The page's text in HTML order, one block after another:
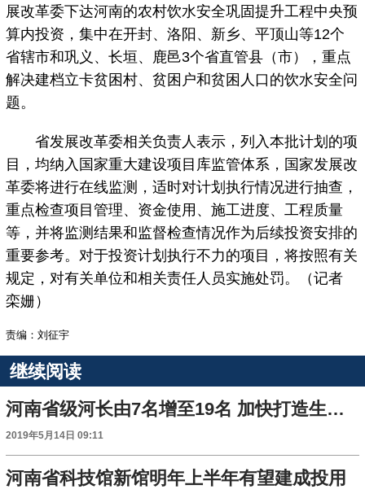
展改革委下达河南的农村饮水安全巩固提升工程中央预
算内投资，集中在开封、洛阳、新乡、平顶山等12个
省辖市和巩义、长垣、鹿邑3个省直管县（市），重点
解决建档立卡贫困村、贫困户和贫困人口的饮水安全问
题。
省发展改革委相关负责人表示，列入本批计划的项
目，均纳入国家重大建设项目库监管体系，国家发展改
革委将进行在线监测，适时对计划执行情况进行抽查，
重点检查项目管理、资金使用、施工进度、工程质量
等，并将监测结果和监督检查情况作为后续投资安排的
重要参考。对于投资计划执行不力的项目，将按照有关
规定，对有关单位和相关责任人员实施处罚。（记者
栾姗）
责编：刘征宇
继续阅读
河南省级河长由7名增至19名 加快打造生态廊道
2019年5月14日 09:11
河南省科技馆新馆明年上半年有望建成投用